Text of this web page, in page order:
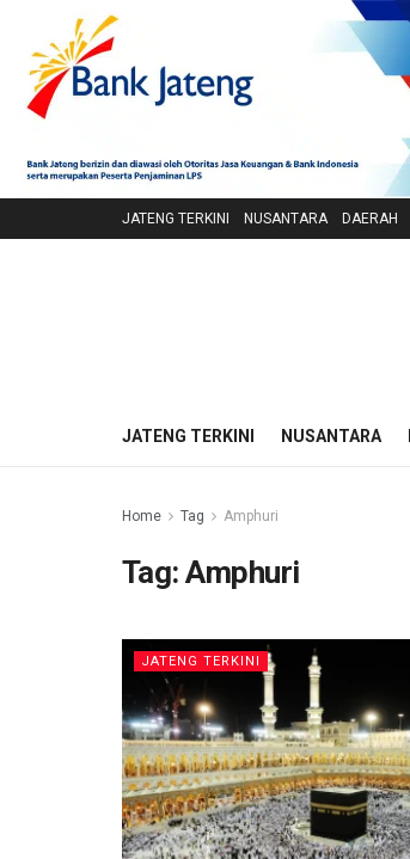
JATENG TERKINI NUSANTARA DAERAH
JATENG TERKINI NUSANTARA
Home Tag Amphuri
Tag:Amphuri
JATENG TERKINI